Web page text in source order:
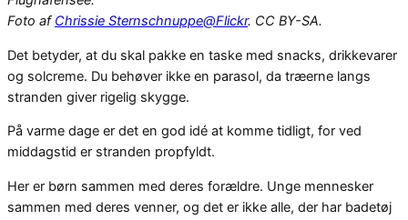
Foto af Chrissie Sternschnuppe@Flickr. CC BY-SA.
Det betyder, at du skal pakke en taske med snacks, drikkevarer
og solcreme. Du behøver ikke en parasol, da træerne langs
stranden giver rigelig skygge.
På varme dage er det en god idé at komme tidligt, for ved
middagstid er stranden propfyldt.
Her er børn sammen med deres forældre. Unge mennesker
sammen med deres venner, og det er ikke alle, der har badetøj